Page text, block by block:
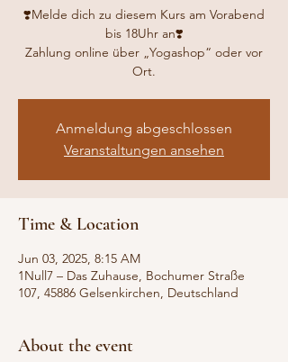
❣️Melde dich zu diesem Kurs am Vorabend
bis 18Uhr an❣️
Zahlung online über „Yogashop“ oder vor
Ort.
Anmeldung abgeschlossen
Veranstaltungen ansehen
Time & Location
Jun 03, 2025, 8:15 AM
1Null7 – Das Zuhause, Bochumer Straße
107, 45886 Gelsenkirchen, Deutschland
About the event